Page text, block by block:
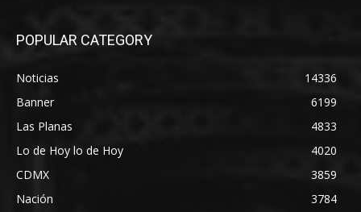
POPULAR CATEGORY
Noticias
14336
Banner
6199
Las Planas
4833
Lo de Hoy lo de Hoy
4020
CDMX
3859
Nación
3784